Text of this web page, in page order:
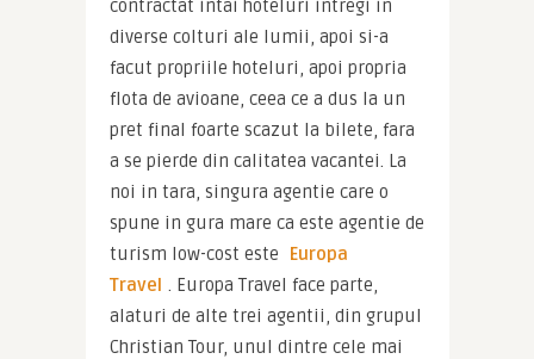
contractat intai hoteluri intregi in
diverse colturi ale lumii, apoi si-a
facut propriile hoteluri, apoi propria
flota de avioane, ceea ce a dus la un
pret final foarte scazut la bilete, fara
a se pierde din calitatea vacantei. La
noi in tara, singura agentie care o
spune in gura mare ca este agentie de
turism low-cost este
Europa
Travel . Europa Travel face parte,
alaturi de alte trei agentii, din grupul
Christian Tour, unul dintre cele mai